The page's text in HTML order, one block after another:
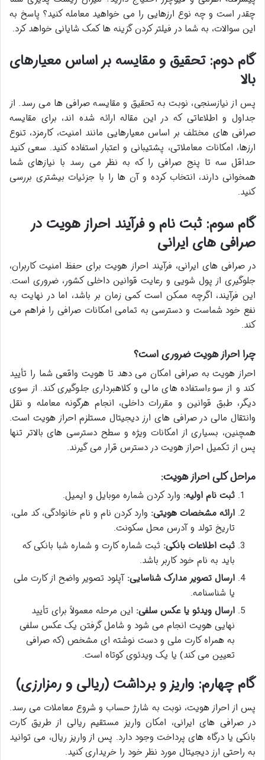
چقدر است و چه نوع ارزهایی را می خواهید معامله کنید؟ پاسخ به
این سوالات، به شما در فیلتر کردن گزینه ها کمک شایانی خواهد کرد.
گام دوم: تحقیق و مقایسه بر اساس معیارهای
بالا
پس از نیازسنجی، نوبت به تحقیق و مقایسه صرافی ها می رسد. از
جداول و اطلاعاتی که در این مقاله ارائه شده اند، برای مقایسه
صرافی های مختلف بر اساس معیارهایی مانند امنیت، کارمزد، تنوع
ارزها، امکانات معاملاتی، پشتیبانی و اعتبار استفاده کنید. سعی کنید
حداقل سه تا پنج صرافی را که به نظر می رسد با نیازهای شما
همخوانی دارند، انتخاب کرده و آن ها را با جزئیات بیشتری بررسی
کنید.
گام سوم: ثبت نام و فرآیند احراز هویت در
صرافی های ایرانی
در صرافی های ایرانی، فرآیند احراز هویت برای حفظ امنیت کاربران،
جلوگیری از پول شویی و رعایت قوانین داخلی کشور، ضروری است.
این فرآیند، اگرچه ممکن است کمی زمان بر باشد، اما در نهایت به
نفع خود شماست و دسترسی به تمامی امکانات صرافی را فراهم می
کند.
چرا احراز هویت ضروری است؟
احراز هویت به صرافی امکان می دهد تا هویت واقعی شما را تأیید
کند و از سوءاستفاده های مالی و کلاهبرداری جلوگیری کند. از سوی
دیگر، طبق قوانین و مقررات داخلی، انجام هرگونه معامله و نقل
وانتقال مالی در صرافی های ارز دیجیتال مستلزم احراز هویت است.
همچنین، بسیاری از امکانات ویژه و سطح دسترسی های بالاتر تنها
پس از تکمیل احراز هویت در دسترس قرار می گیرند.
مراحل کلی احراز هویت:
ثبت نام اولیه: وارد کردن شماره موبایل و ایمیل.
ارائه مشخصات هویتی: وارد کردن نام و نام خانوادگی، کد ملی،
تاریخ تولد و آدرس محل سکونت.
ثبت اطلاعات بانکی: ثبت شماره کارت و شماره شبا بانکی که
باید به نام خود کاربر باشد.
ارسال تصویر مدارک شناسایی: آپلود تصویر واضح از کارت ملی
یا شناسنامه.
ارسال ویدئو یا عکس سلفی: این مرحله معمولاً برای تأیید
نهایی هویت انجام می شود و شامل گرفتن یک عکس سلفی
به همراه کارت ملی و دست نوشته ای مشخص (که صرافی
تعیین می کند) یا یک ویدئوی کوتاه است.
گام چهارم: واریز و برداشت (ریالی و رمزارزی)
پس از احراز هویت، نوبت به شارژ حساب و شروع معاملات می رسد.
در صرافی های ایرانی، امکان واریز مستقیم ریالی از طریق کارت
بانکی یا درگاه های پرداخت وجود دارد. پس از واریز ریال، می توانید
به راحتی ارز دیجیتال مورد نظر خود را خریداری کنید.